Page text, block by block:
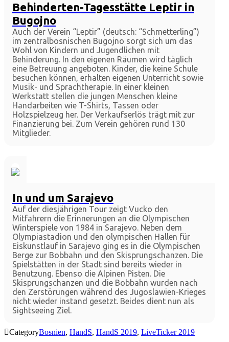
Behinderten-Tagesstätte Leptir in
Bugojno
Auch der Verein “Leptir” (deutsch: “Schmetterling”)
im zentralbosnischen Bugojno sorgt sich um das
Wohl von Kindern und Jugendlichen mit
Behinderung. In den eigenen Räumen wird täglich
eine Betreuung angeboten. Kinder, die keine Schule
besuchen können, erhalten eigenen Unterricht sowie
Musik- und Sprachtherapie. In einer kleinen
Werkstatt stellen die jungen Menschen kleine
Handarbeiten wie T-Shirts, Tassen oder
Holzspielzeug her. Der Verkaufserlös trägt mit zur
Finanzierung bei. Zum Verein gehören rund 130
Mitglieder.
In und um Sarajevo
Auf der diesjährigen Tour zeigt Vucko den
Mitfahrern die Erinnerungen an die Olympischen
Winterspiele von 1984 in Sarajevo. Neben dem
Olympiastadion und den olympischen Hallen für
Eiskunstlauf in Sarajevo ging es in die Olympischen
Berge zur Bobbahn und den Skisprungschanzen. Die
Spielstätten in der Stadt sind bereits wieder in
Benutzung. Ebenso die Alpinen Pisten. Die
Skisprungschanzen und die Bobbahn wurden nach
den Zerstörungen während des Jugoslawien-Krieges
nicht wieder instand gesetzt. Beides dient nun als
Sightseeing Ziel.
CategoryBosnien, HandS, HandS 2019, LiveTicker 2019